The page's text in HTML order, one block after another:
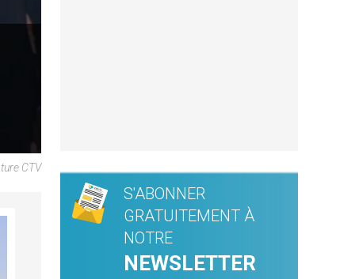
CTV
S'ABONNER
GRATUITEMENT À
NOTRE
NEWSLETTER